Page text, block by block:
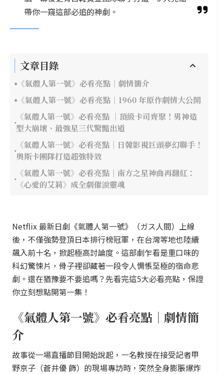
帶你一窺這部必追的神劇。
文章目錄
《氣體人第一號》必看亮點｜劇情簡介
《氣體人第一號》必看亮點｜1960 年原作劇情大公開
《氣體人第一號》必看亮點 ｜頂級卡司齊聚！男神造
型大崩壞、最強星三代驚豔出道
《氣體人第一號》必看亮點｜日韓影視巨頭夢幻聯手！
奧斯卡團隊打造超強特效
《氣體人第一號》必看亮點｜南方之星神曲再翻紅：
《心愛的艾莉》成全劇催淚靈魂
Netflix 最新日劇《氣體人第一號》（ガス人間）上線
後，不僅強勢登頂日本排行榜冠軍，在台灣等地也陸續
飆入前十名，掀起極高討論度。這部劇乍看是重口味的
科幻驚悚片，骨子裡卻藏著一段令人惆悵至極的宿命悲
劇。還在猶豫要不要追嗎？先看完這5大必看亮點，保證
你立刻想點開第一集！
《氣體人第一號》必看亮點｜劇情簡
介
故事從一場直播節目開始說起，一名教授在接受記者甲
野京子（蒼井優 飾）的現場專訪時，突然全身膨脹爆炸